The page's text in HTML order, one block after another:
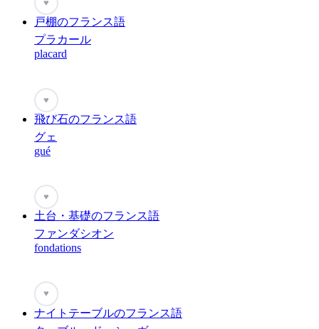
♥
戸棚のフランス語
プラカール
placard
♥
飛び石のフランス語
グェ
gué
♥
土台・基礎のフランス語
ファンダシオン
fondations
♥
ナイトテーブルのフランス語